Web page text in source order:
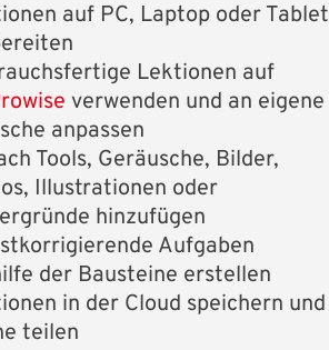
auf PC, Laptop oder Tablet
Lektionen auf
verwenden und an eigene
anpassen
Tools, Geräusche, Bilder,
Illustrationen oder
hinzufügen
Aufgaben
der Bausteine erstellen
in der Cloud speichern und
teilen